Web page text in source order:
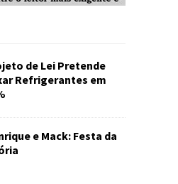
de Lei Pretende
Refrigerantes em
e Mack: Festa da